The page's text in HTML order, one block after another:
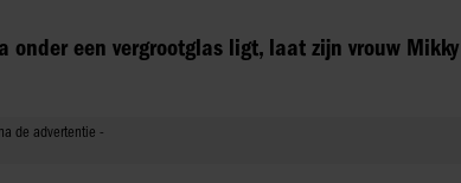
onder een vergrootglas ligt, laat zijn vrouw Mikky